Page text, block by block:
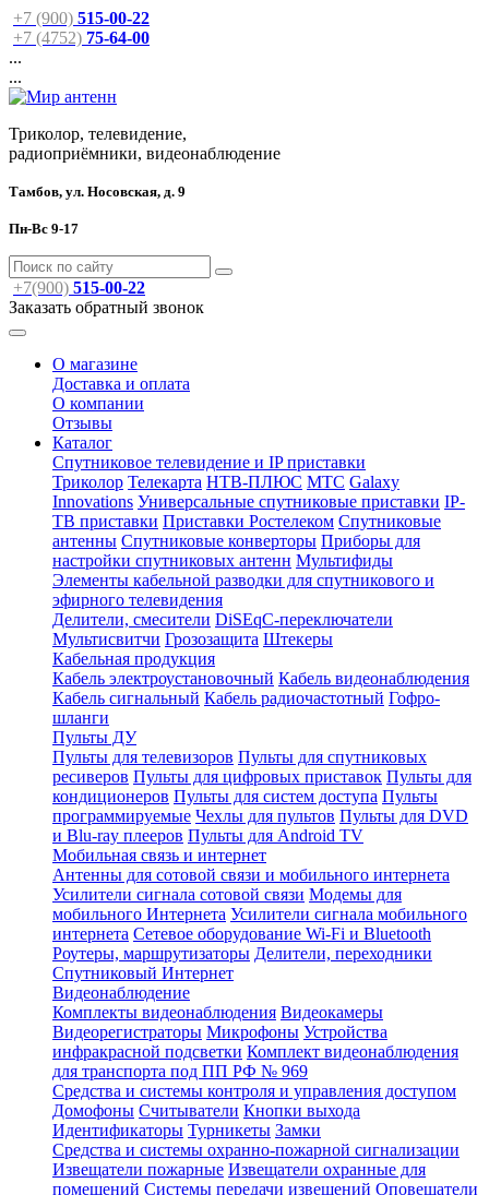
+7 (900) 515-00-22
+7 (4752) 75-64-00
...
...
Триколор, телевидение,
радиоприёмники, видеонаблюдение
Тамбов, ул. Носовская, д. 9
Пн-Вс 9-17
+7(900) 515-00-22
Заказать обратный звонок
О магазине
Доставка и оплата
О компании
Отзывы
Каталог
Спутниковое телевидение и IP приставки
Триколор Телекарта НТВ-ПЛЮС МТС Galaxy
Innovations Универсальные спутниковые приставки IP-
ТВ приставки Приставки Ростелеком Спутниковые
антенны Спутниковые конверторы Приборы для
настройки спутниковых антенн Мультифиды
Элементы кабельной разводки для спутникового и
эфирного телевидения
Делители, смесители DiSEqC-переключатели
Мультисвитчи Грозозащита Штекеры
Кабельная продукция
Кабель электроустановочный Кабель видеонаблюдения
Кабель сигнальный Кабель радиочастотный Гофро-
шланги
Пульты ДУ
Пульты для телевизоров Пульты для спутниковых
ресиверов Пульты для цифровых приставок Пульты для
кондиционеров Пульты для систем доступа Пульты
программируемые Чехлы для пультов Пульты для DVD
и Blu-ray плееров Пульты для Android TV
Мобильная связь и интернет
Антенны для сотовой связи и мобильного интернета
Усилители сигнала сотовой связи Модемы для
мобильного Интернета Усилители сигнала мобильного
интернета Сетевое оборудование Wi-Fi и Bluetooth
Роутеры, маршрутизаторы Делители, переходники
Спутниковый Интернет
Видеонаблюдение
Комплекты видеонаблюдения Видеокамеры
Видеорегистраторы Микрофоны Устройства
инфракрасной подсветки Комплект видеонаблюдения
для транспорта под ПП РФ № 969
Средства и системы контроля и управления доступом
Домофоны Считыватели Кнопки выхода
Идентификаторы Турникеты Замки
Средства и системы охранно-пожарной сигнализации
Извещатели пожарные Извещатели охранные для
помещений Системы передачи извещений Оповещатели